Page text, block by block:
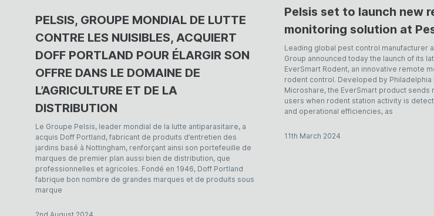
PELSIS, GROUPE MONDIAL DE LUTTE
CONTRE LES NUISIBLES, ACQUIERT
DOFF PORTLAND POUR ÉLARGIR SON
OFFRE DANS LE DOMAINE DE
L’AGRICULTURE ET DE LA
DISTRIBUTION
Le Groupe Pelsis, leader mondial de la lutte antiparasitaire, a
acquis Doff Portland, fabricant de produits d’entretien des
jardins basé à Nottingham, renforçant ainsi son portefeuille de
marques de premier plan aussi bien de distribution, que
professionnelles et agricoles. Fondé en 1946, Doff Portland
fabrique bon nombre de grandes marques et de produits sous
marque
Pelsis set to launch new
monitoring solution at
Leading global pest control manufacturer
Group announced today the launch of its
EverSmart Rodent, an innovative remote
rodent control. Developed by Philadelphia
Microshare, the EverSmart product sends
users when rodent station activity is
and operational efficiencies, as
11th March 2024